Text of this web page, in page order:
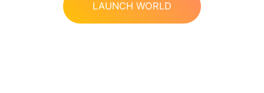
LAUNCH WORLD